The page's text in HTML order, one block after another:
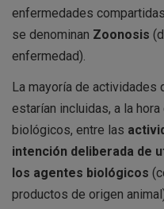
enfermedades
se denominan Zoonosis
enfermedad).
La mayoría de actividades
estarían incluidas, a la
biológicos, entre las
intención deliberada de
los agentes biológicos
productos de origen